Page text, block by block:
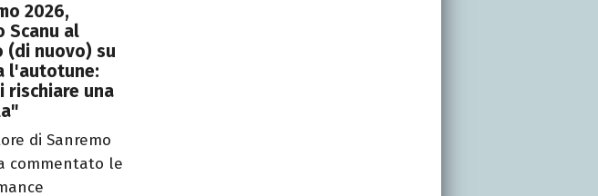
2026,
Scanu al
(di nuovo) su
l'autotune:
rischiare una
di Sanremo
commentato le